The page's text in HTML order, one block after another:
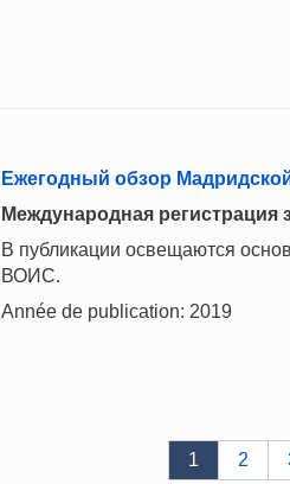
Ежегодный обзор
Международная регистрация
В публикации освещаются
ВОИС.
Année de publication: 2019
1 2